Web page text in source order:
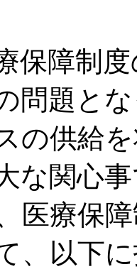
保障制度
問題と
の供給
な関心
医療保障
、以下